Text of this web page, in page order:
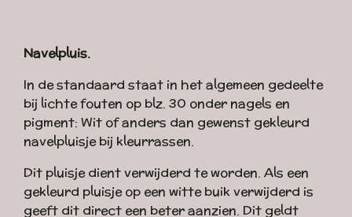
Navelpluis.
In de standaard staat in het algemeen gedeelte
bij lichte fouten op blz. 30 onder nagels en
pigment: Wit of anders dan gewenst gekleurd
navelpluisje bij kleurrassen.
Dit pluisje dient verwijderd te worden. Als een
gekleurd pluisje op een witte buik verwijderd is
geeft dit direct een beter aanzien. Dit geldt